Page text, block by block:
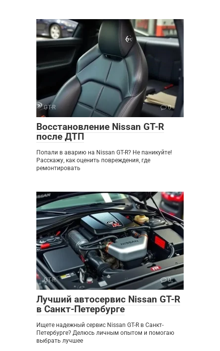
GT-R 0
Восстановление Nissan GT-R
после ДТП
Попали в аварию на Nissan GT-R? Не паникуйте!
Расскажу, как оценить повреждения, где
ремонтировать
GT-R 0
Лучший автосервис Nissan GT-R
в Санкт-Петербурге
Ищете надежный сервис Nissan GT-R в Санкт-
Петербурге? Делюсь личным опытом и помогаю
выбрать лучшее